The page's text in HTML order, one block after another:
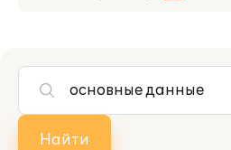
Найти